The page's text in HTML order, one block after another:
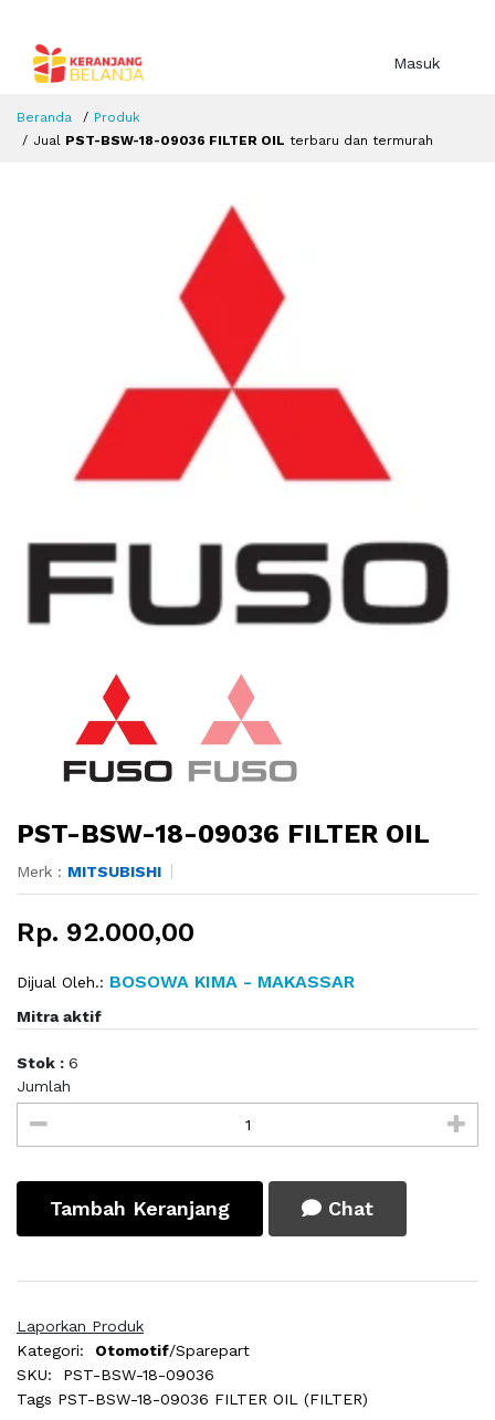
Masuk
Beranda
Produk
Jual PST-BSW-18-09036 FILTER OIL terbaru dan termurah
PST-BSW-18-09036 FILTER OIL
Merk : MITSUBISHI
Rp. 92.000,00
Dijual Oleh.: BOSOWA KIMA - MAKASSAR
Mitra aktif
Stok : 6
Jumlah
Tambah Keranjang Chat
Laporkan Produk
Kategori:
Otomotif/Sparepart
SKU:
PST-BSW-18-09036
Tags PST-BSW-18-09036 FILTER OIL (FILTER)